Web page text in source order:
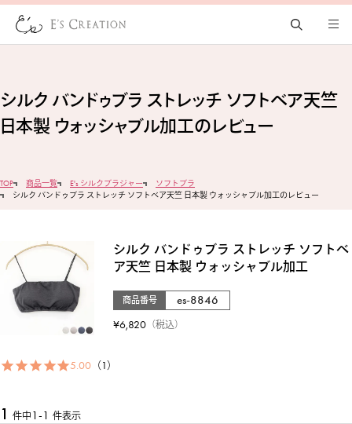
シルク バンドゥブラ ストレッチ ソフトベア天竺
日本製 ウォッシャブル加工のレビュー
TOP 商品一覧 E's シルクブラジャー
ソフトブラ
シルク バンドゥブラ ストレッチ ソフトベア天竺 日本製 ウォッシャブル加工のレビュー
シルク バンドゥブラ ストレッチ ソフトベ
ア天竺 日本製 ウォッシャブル加工
商品番号 es-8846
¥6,820 税込
5.00 1
1 件中 1-1 件表示